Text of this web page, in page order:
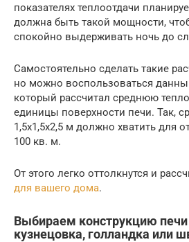
показателях теплоотдачи
должна быть такой мощности,
спокойно выдерживать ночь до
Самостоятельно сделать такие
но можно воспользоваться
который рассчитал среднюю
единицы поверхности печи. Так,
1,5х1,5х2,5 м должно хватить для
100 кв. м.
От этого легко оттолкнутся и
для вашего дома.
Выбираем конструкцию печи
кузнецовка, голландка или